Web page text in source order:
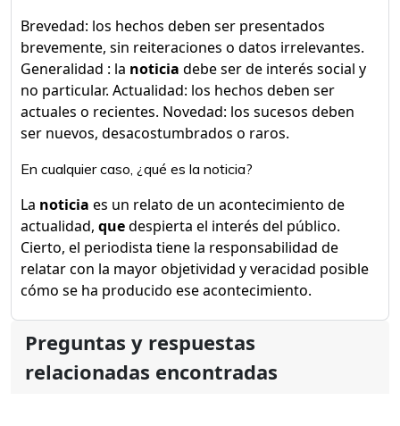
Brevedad: los hechos deben ser presentados
brevemente, sin reiteraciones o datos irrelevantes.
Generalidad : la noticia debe ser de interés social y
no particular. Actualidad: los hechos deben ser
actuales o recientes. Novedad: los sucesos deben
ser nuevos, desacostumbrados o raros.
En cualquier caso, ¿qué es la noticia?
La noticia es un relato de un acontecimiento de
actualidad, quedespierta el interés del público.
Cierto, el periodista tiene la responsabilidad de
relatar con la mayor objetividad y veracidad posible
cómo se ha producido ese acontecimiento.
Preguntas y respuestas
relacionadas encontradas